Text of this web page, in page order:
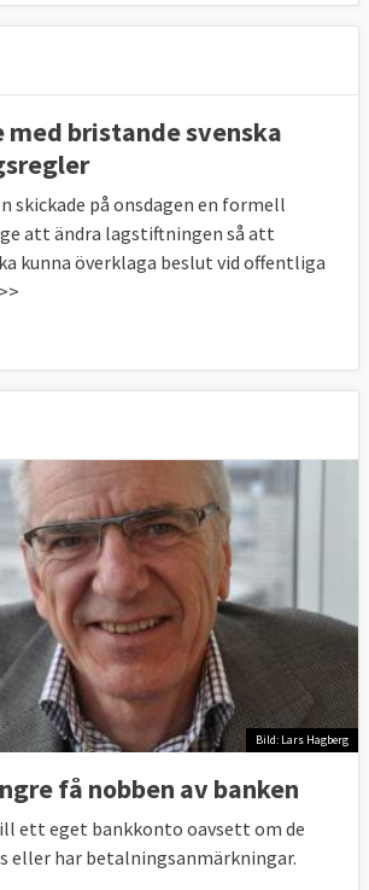
med bristande svenska
skickade på onsdagen en formell
att ändra lagstiftningen så att
kunna överklaga beslut vid offentliga
Bild: Lars Hagberg
få nobben av banken
ett eget bankkonto oavsett om de
eller har betalningsanmärkningar.